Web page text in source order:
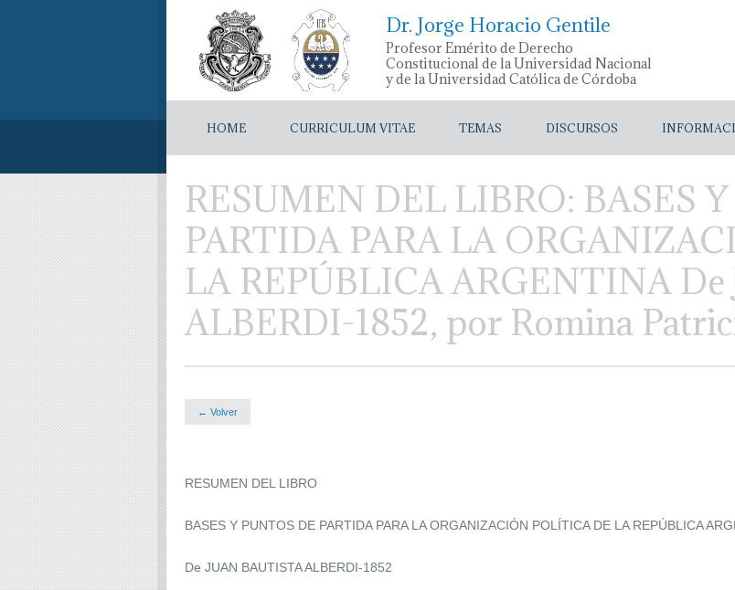
Dr. Jorge Horacio Gentile
Profesor Emérito de Derecho
Constitucional de la Universidad Nacional
y de la Universidad Católica de Córdoba
HOME CURRICULUM VITAE TEMAS DISCURSOS
RESUMEN DEL LIBRO: BASES
PARTIDA PARA LA
LA REPÚBLICA ARGENTINA
ALBERDI-1852, por Romina
← Volver
RESUMEN DEL LIBRO
BASES Y PUNTOS DE PARTIDA PARA LA ORGANIZACIÓN POLÍTICA DE LA REPÚBLICA
De JUAN BAUTISTA ALBERDI-1852